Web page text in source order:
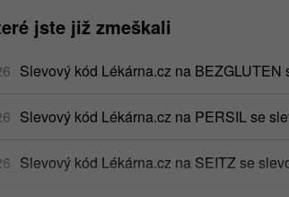
jste již zmeškali
Slevový kód Lékárna.cz na BEZGLUTEN
Slevový kód Lékárna.cz na PERSIL se
Slevový kód Lékárna.cz na SEITZ se